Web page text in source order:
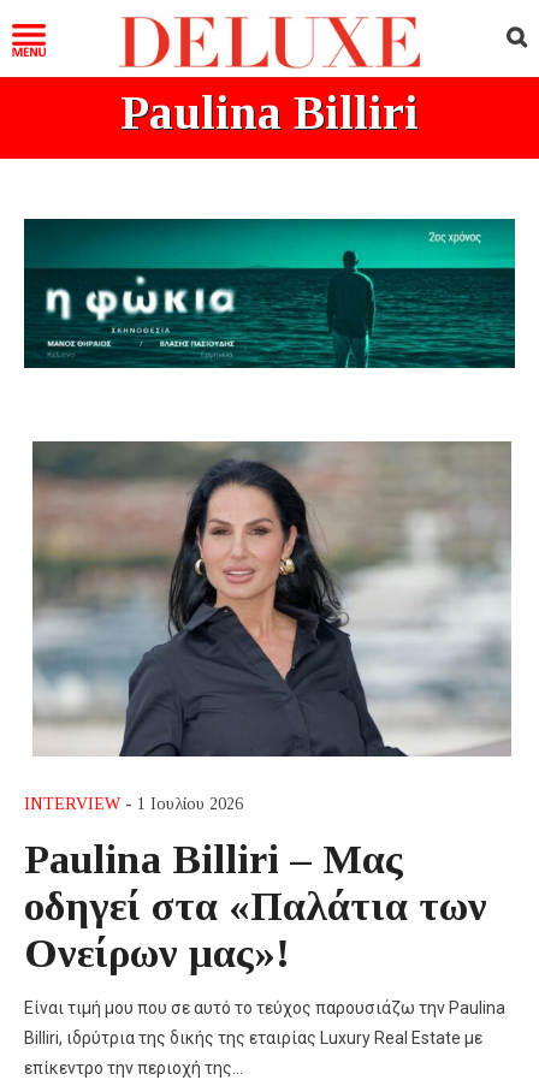
Paulina Billiri
INTERVIEW - 1 Ιουλίου 2026
Paulina Billiri – Μας
οδηγεί στα «Παλάτια των
Ονείρων µας»!
Είναι τιμή μου που σε αυτό το τεύχος παρουσιάζω την Paulina
Billiri, ιδρύτρια της δικής της εταιρίας Luxury Real Estate με
επίκεντρο την περιοχή της…